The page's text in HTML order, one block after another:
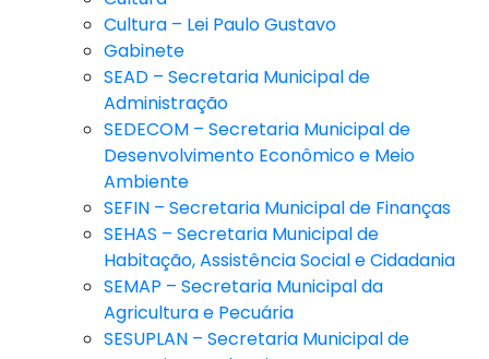
Cultura – Lei Paulo Gustavo
Gabinete
SEAD – Secretaria Municipal de
Administração
SEDECOM – Secretaria Municipal de
Desenvolvimento Econômico e Meio
Ambiente
SEFIN – Secretaria Municipal de Finanças
SEHAS – Secretaria Municipal de
Habitação, Assistência Social e Cidadania
SEMAP – Secretaria Municipal da
Agricultura e Pecuária
SESUPLAN – Secretaria Municipal de